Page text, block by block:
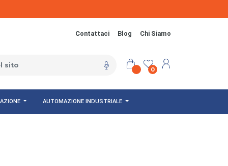
Contattaci Blog Chi Siamo
0
AUTOMAZIONE INDUSTRIALE